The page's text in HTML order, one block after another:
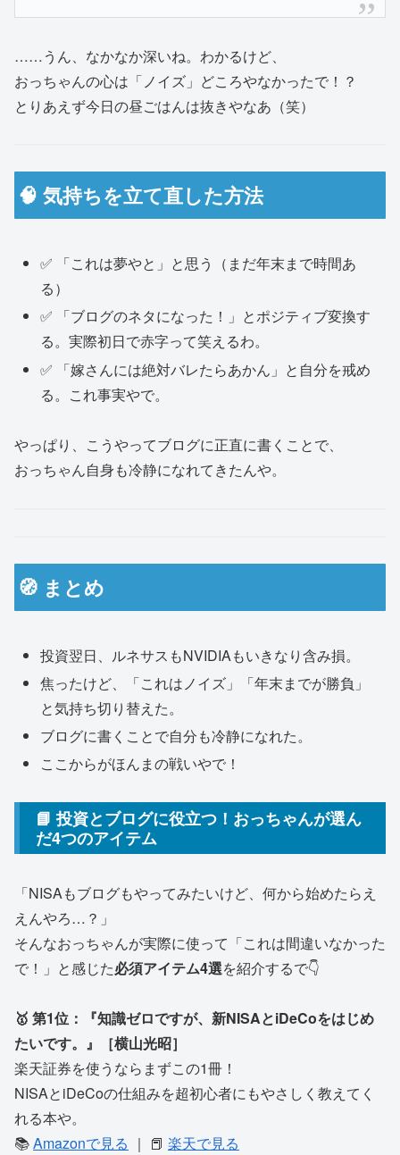
……うん、なかなか深いね。わかるけど、
おっちゃんの心は「ノイズ」どころやなかったで！？
とりあえず今日の昼ごはんは抜きやなあ（笑）
🧠 気持ちを立て直した方法
✅ 「これは夢やと」と思う（まだ年末まで時間あ
る）
✅ 「ブログのネタになった！」とポジティブ変換す
る。実際初日で赤字って笑えるわ。
✅ 「嫁さんには絶対バレたらあかん」と自分を戒め
る。これ事実やで。
やっぱり、こうやってブログに正直に書くことで、
おっちゃん自身も冷静になれてきたんや。
🧭 まとめ
投資翌日、ルネサスもNVIDIAもいきなり含み損。
焦ったけど、「これはノイズ」「年末までが勝負」
と気持ち切り替えた。
ブログに書くことで自分も冷静になれた。
ここからがほんまの戦いやで！
📘 投資とブログに役立つ！おっちゃんが選ん
だ4つのアイテム
「NISAもブログもやってみたいけど、何から始めたらえ
えんやろ…？」
そんなおっちゃんが実際に使って「これは間違いなかった
で！」と感じた必須アイテム4選を紹介するで👇
🥇 第1位：『知識ゼロですが、新NISAとiDeCoをはじめ
たいです。』［横山光昭］
楽天証券を使うならまずこの1冊！
NISAとiDeCoの仕組みを超初心者にもやさしく教えてく
れる本や。
📚Amazonで見る ｜ 📕 楽天で見る